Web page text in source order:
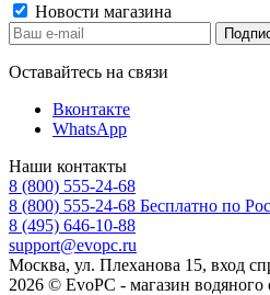
Новости магазина
Оставайтесь на связи
Вконтакте
WhatsApp
Наши контакты
8 (800) 555-24-68
8 (800) 555-24-68 Бесплатно по
8 (495) 646-10-88
support@evopc.ru
Москва, ул. Плеханова 15, вход
2026 © EvoPC - магазин водяного